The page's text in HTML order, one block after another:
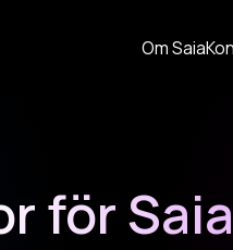
Om Saia
för